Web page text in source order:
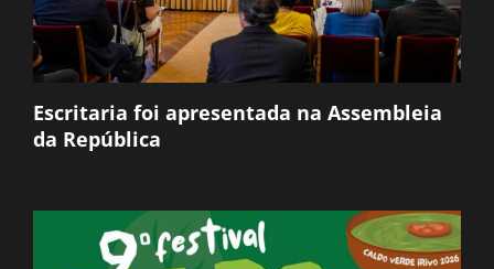
Escritaria foi apresentada na Assembleia
da República